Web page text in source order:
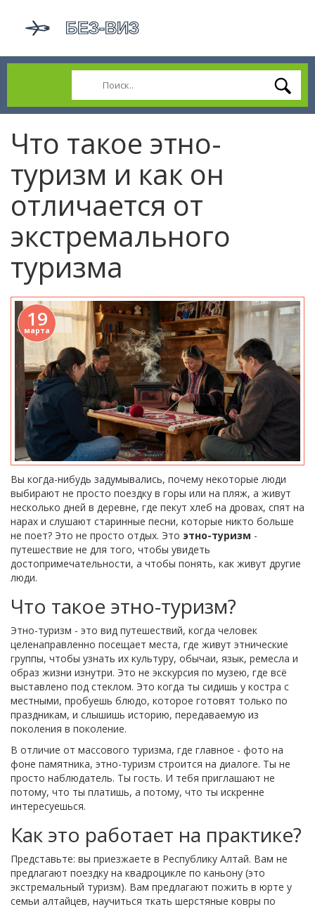
Что такое этно-
туризм и как он
отличается от
экстремального
туризма
19
марта
Вы когда-нибудь задумывались, почему некоторые люди
выбирают не просто поездку в горы или на пляж, а живут
несколько дней в деревне, где пекут хлеб на дровах, спят на
нарах и слушают старинные песни, которые никто больше
не поет? Это не просто отдых. Это этно-туризм -
путешествие не для того, чтобы увидеть
достопримечательности, а чтобы понять, как живут другие
люди.
Что такое этно-туризм?
Этно-туризм - это вид путешествий, когда человек
целенаправленно посещает места, где живут этнические
группы, чтобы узнать их культуру, обычаи, язык, ремесла и
образ жизни изнутри. Это не экскурсия по музею, где всё
выставлено под стеклом. Это когда ты сидишь у костра с
местными, пробуешь блюдо, которое готовят только по
праздникам, и слышишь историю, передаваемую из
поколения в поколение.
В отличие от массового туризма, где главное - фото на
фоне памятника, этно-туризм строится на диалоге. Ты не
просто наблюдатель. Ты гость. И тебя приглашают не
потому, что ты платишь, а потому, что ты искренне
интересуешься.
Как это работает на практике?
Представьте: вы приезжаете в Республику Алтай. Вам не
предлагают поездку на квадроцикле по каньону (это
экстремальный туризм). Вам предлагают пожить в юрте у
семьи алтайцев, научиться ткать шерстяные ковры по